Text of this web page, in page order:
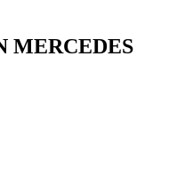
MERCEDES